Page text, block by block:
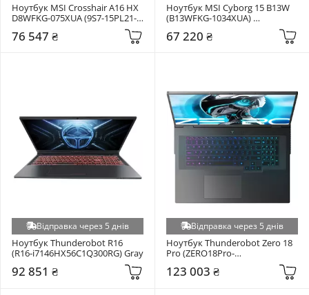
Ноутбук MSI Crosshair A16 HX
D8WFKG-075XUA (9S7-15PL21-
76 547 ₴
Ноутбук MSI Cyborg 15 B13W
(B13WFKG-1034XUA)
67 220 ₴
Відправка через 5 днів
Ноутбук Thunderobot R16
(R16-i7146HX56C1Q300RG) Gray
92 851 ₴
Відправка через 5 днів
Ноутбук Thunderobot Zero 18
Pro (ZERO18Pro-
U7255HX57TE1Q240ARB) Black
123 003 ₴